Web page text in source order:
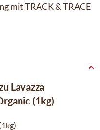
mit TRACK & TRACE
Lavazza
(1kg)